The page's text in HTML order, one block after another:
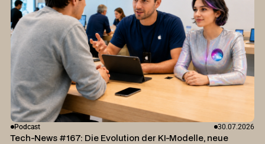
Podcast 30.07.2026
Tech-News #167: Die Evolution der KI-Modelle, neue